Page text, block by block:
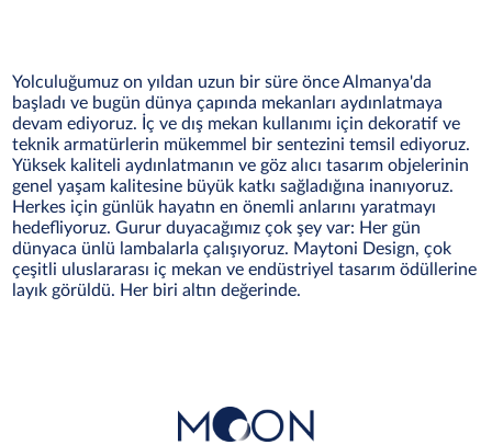
Yolculuğumuz on yıldan uzun bir süre önce Almanya'da
başladı ve bugün dünya çapında mekanları aydınlatmaya
devam ediyoruz. İç ve dış mekan kullanımı için dekoratif ve
teknik armatürlerin mükemmel bir sentezini temsil ediyoruz.
Yüksek kaliteli aydınlatmanın ve göz alıcı tasarım objelerinin
genel yaşam kalitesine büyük katkı sağladığına inanıyoruz.
Herkes için günlük hayatın en önemli anlarını yaratmayı
hedefliyoruz. Gurur duyacağımız çok şey var: Her gün
dünyaca ünlü lambalarla çalışıyoruz. Maytoni Design, çok
çeşitli uluslararası iç mekan ve endüstriyel tasarım ödüllerine
layık görüldü. Her biri altın değerinde.